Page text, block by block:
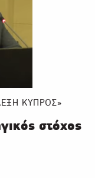
ΚΥΠΡΟΣ»
στόχος